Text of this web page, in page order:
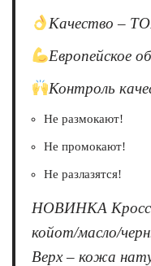
Качество –
Европейское
Контроль
Не размокают!
Не промокают!
Не разлазятся!
НОВИНКА
койот/масло/
Верх – кожа